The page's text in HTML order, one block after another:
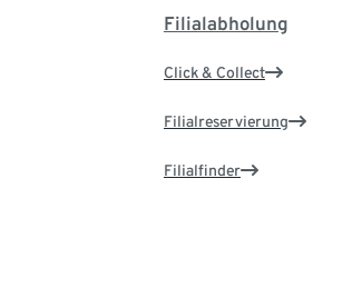
Filialabholung
Click & Collect
Filialreservierung
Filialfinder